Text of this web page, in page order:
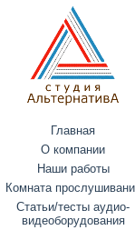
Главная
О компании
Наши работы
Комната
Статьи/тесты аудио-
видеоборудования